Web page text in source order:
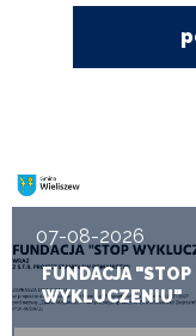
07-08-2026
FUNDACJA "STOP
WYKLUCZENIU"